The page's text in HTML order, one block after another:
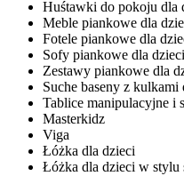
Huśtawki do pokoju dla
Meble piankowe dla
Fotele piankowe dla
Sofy piankowe dla dzieci
Zestawy piankowe dla
Suche baseny z kulkami
Tablice manipulacyjne i
Masterkidz
Viga
Łóżka dla dzieci
Łóżka dla dzieci w stylu